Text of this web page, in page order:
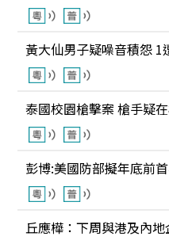
黃大仙男子疑噪音積怨 1
泰國校園槍擊案 槍手疑
彭博:美國防部擬年底前
丘應樺：下周與港及內